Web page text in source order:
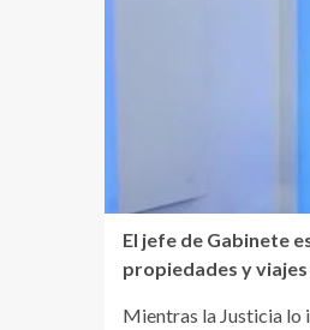
El jefe de Gabinete
propiedades y
Mientras la Justicia lo